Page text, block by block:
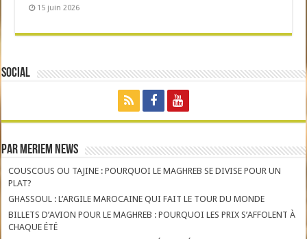
15 juin 2026
Social
Par Meriem News
COUSCOUS OU TAJINE : POURQUOI LE MAGHREB SE DIVISE POUR UN
PLAT?
GHASSOUL : L’ARGILE MAROCAINE QUI FAIT LE TOUR DU MONDE
BILLETS D’AVION POUR LE MAGHREB : POURQUOI LES PRIX S’AFFOLENT À
CHAQUE ÉTÉ